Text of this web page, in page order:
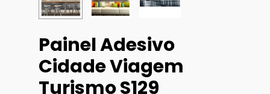
Painel Adesivo
Cidade Viagem
Turismo S129